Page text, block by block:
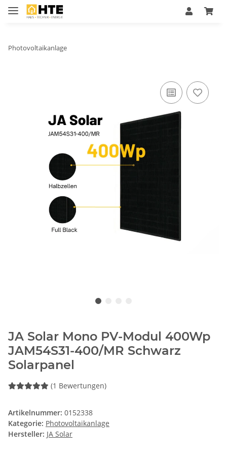
Photovoltaikanlage
JA Solar Mono PV-Modul 400Wp
JAM54S31-400/MR Schwarz
Solarpanel
(1 Bewertungen)
Artikelnummer: 0152338
Kategorie: Photovoltaikanlage
Hersteller: JA Solar